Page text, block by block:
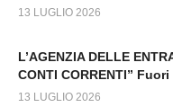
13 LUGLIO 2026
L’AGENZIA DELLE
CONTI CORRENTI”
13 LUGLIO 2026